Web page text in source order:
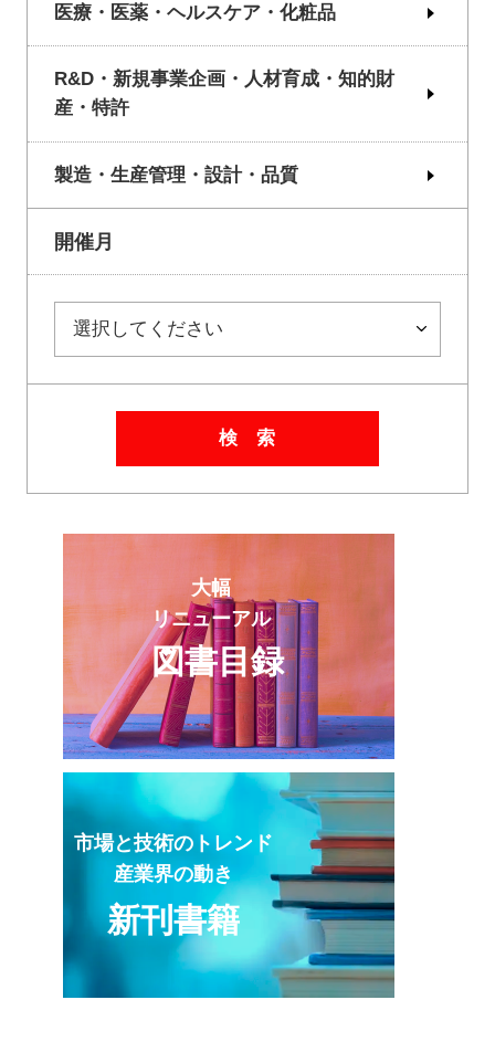
医療・医薬・ヘルスケア・化粧品
R&D・新規事業企画・人材育成・知的財
産・特許
製造・生産管理・設計・品質
開催月
検 索
大幅
リニューアル
図書目録
市場と技術のトレンド
産業界の動き
新刊書籍